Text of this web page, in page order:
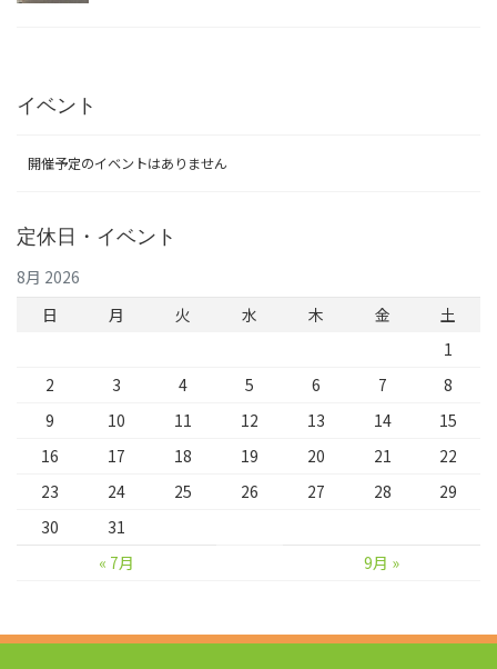
イベント
開催予定のイベントはありません
定休日・イベント
8月 2026
日
月 火 水 木 金
土
1
2
3 4 5 6 7
8
9
10 11 12 13 14
15
16
17 18 19 20 21
22
23
24 25 26 27 28
29
30
31
« 7月
9月 »